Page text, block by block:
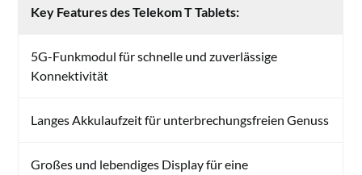
Key Features des Telekom T Tablets:
5G-Funkmodul für schnelle und zuverlässige
Konnektivität
Langes Akkulaufzeit für unterbrechungsfreien Genuss
Großes und lebendiges Display für eine